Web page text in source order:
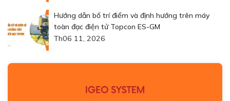
Hướng dẫn bố trí điểm và định hướng trên máy
toàn đạc điện tử Topcon ES-GM
Th06 11, 2026